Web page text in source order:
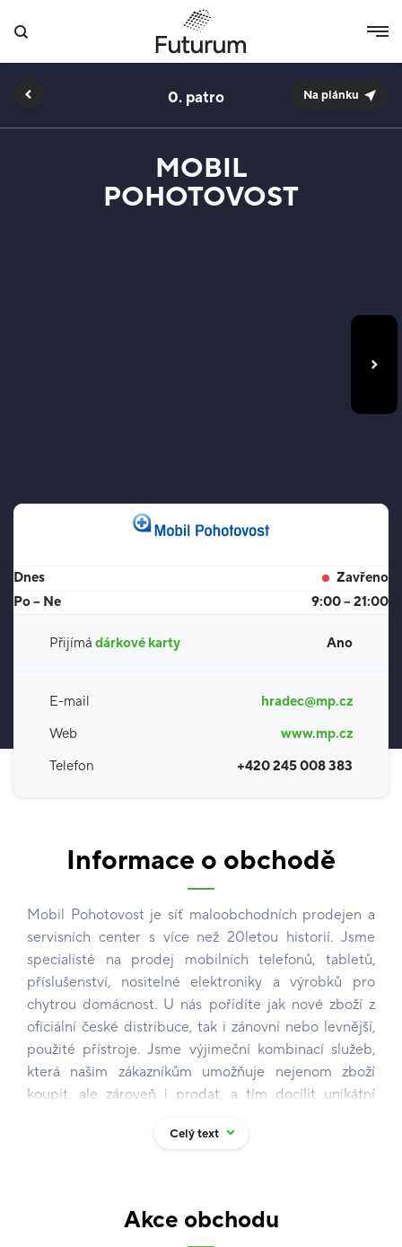
MOBIL
POHOTOVOST
0. Na plánku
Dnes
Zavřeno
Po – Ne
9:00 – 21:00
Přijímá dárkové karty Ano
E-mail
hradec@mp.cz
Web
www.mp.cz
Telefon
+420 245 008 383
Informace o obchodě
Mobil Pohotovost je síť maloobchodních prodejen a
servisních center s více než 20letou historií. Jsme
specialisté na prodej mobilních telefonů, tabletů,
příslušenství, nositelné elektroniky a výrobků pro
chytrou domácnost. U nás pořídíte jak nové zboží z
oficiální české distribuce, tak i zánovní nebo levnější,
použité přístroje. Jsme výjimeční kombinací služeb,
která našim zákazníkům umožňuje nejenom zboží
koupit, ale zároveň i prodat, a tím docílit unikátní
Celý text
Akce obchodu